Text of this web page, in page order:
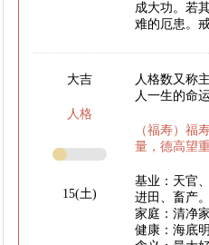
成大功。若
难的厄患。
大吉
人格
15(土)
人格数又称
人一生的命运
（福寿）福
量，德高望重
基业：天官
进田、畜产。
家庭：清净
健康：海底